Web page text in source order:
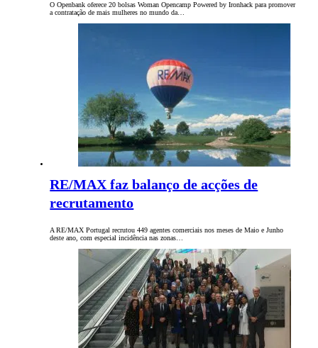
O Openbank oferece 20 bolsas Woman Opencamp Powered by Ironhack para promover
a contratação de mais mulheres no mundo da…
RE/MAX faz balanço de acções de
recrutamento
A RE/MAX Portugal recrutou 449 agentes comerciais nos meses de Maio e Junho
deste ano, com especial incidência nas zonas…